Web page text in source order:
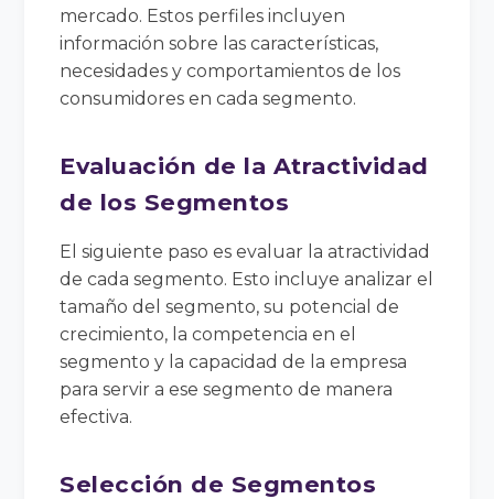
mercado. Estos perfiles incluyen
información sobre las características,
necesidades y comportamientos de los
consumidores en cada segmento.
Evaluación de la Atractividad
de los Segmentos
El siguiente paso es evaluar la atractividad
de cada segmento. Esto incluye analizar el
tamaño del segmento, su potencial de
crecimiento, la competencia en el
segmento y la capacidad de la empresa
para servir a ese segmento de manera
efectiva.
Selección de Segmentos